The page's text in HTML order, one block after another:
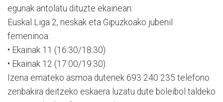
egunak antolatu dituzte ekainean:
Euskal Liga 2, neskak eta Gipuzkoako jubenil
femeninoa:
• Ekainak 11 (16:30/18:30)
• Ekainak 12 (17:00/19:30).
Izena emateko asmoa dutenek 693 240 235 telefono
zenbakira deitzeko eskaera luzatu dute boleibol taldeko